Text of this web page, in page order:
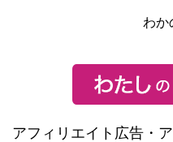
わか
アフィリエイト広告・